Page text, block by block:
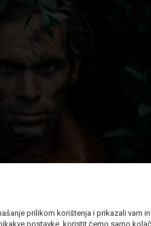
prilikom korištenja i prikazali vam
postavke, koristit ćemo samo